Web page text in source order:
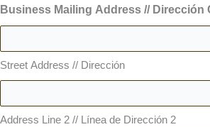
Business Mailing Address // Dirección
Street Address // Dirección
Address Line 2 // Línea de Dirección 2